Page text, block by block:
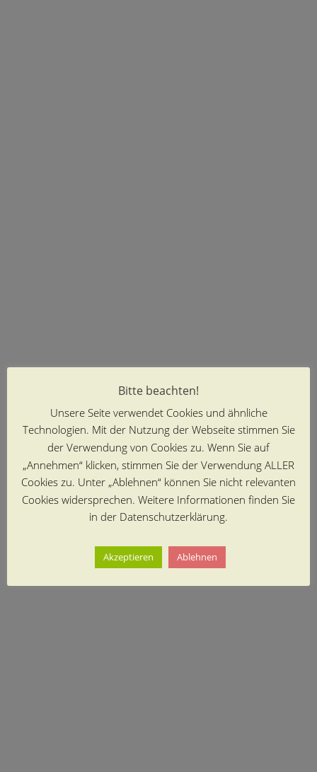
Bitte beachten!
Unsere Seite verwendet Cookies und ähnliche
Technologien. Mit der Nutzung der Webseite stimmen Sie
der Verwendung von Cookies zu. Wenn Sie auf
„Annehmen“ klicken, stimmen Sie der Verwendung ALLER
Cookies zu. Unter „Ablehnen“ können Sie nicht relevanten
Cookies widersprechen. Weitere Informationen finden Sie
in der Datenschutzerklärung.
Akzeptieren Ablehnen